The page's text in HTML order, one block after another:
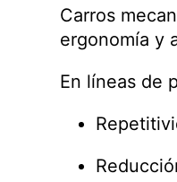
Carros
ergonomía y
En líneas de